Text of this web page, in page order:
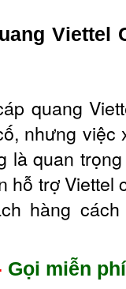
Viettel
quang
nhưng việc
là quan
hỗ trợViettel
hàng
Gọi miễn